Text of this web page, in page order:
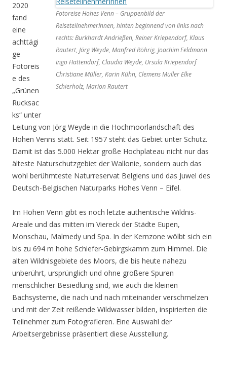
Fotoreise Hohes Venn – Gruppenbild der
ReiseteilnehmerInnen, hinten beginnend von links nach
rechts: Burkhardt Andrießen, Reiner Kriependorf, Klaus
Rautert, Jörg Weyde, Manfred Röhrig, Joachim Feldmann
Ingo Hattendorf, Claudia Weyde, Ursula Kriependorf
Christiane Müller, Karin Kühn, Clemens Müller Elke
Schierholz, Marion Rautert
2020
fand
eine
achttägi
ge
Fotoreis
e des
„Grünen
Rucksac
ks“ unter
Leitung von Jörg Weyde in die Hochmoorlandschaft des
Hohen Venns statt. Seit 1957 steht das Gebiet unter Schutz.
Damit ist das 5.000 Hektar große Hochplateau nicht nur das
älteste Naturschutzgebiet der Wallonie, sondern auch das
wohl berühmteste Naturreservat Belgiens und das Juwel des
Deutsch-Belgischen Naturparks Hohes Venn – Eifel.
Im Hohen Venn gibt es noch letzte authentische Wildnis-
Areale und das mitten im Viereck der Städte Eupen,
Monschau, Malmedy und Spa. In der Kernzone wölbt sich ein
bis zu 694 m hohe Schiefer-Gebirgskamm zum Himmel. Die
alten Wildnisgebiete des Moors, die bis heute nahezu
unberührt, ursprünglich und ohne größere Spuren
menschlicher Besiedlung sind, wie auch die kleinen
Bachsysteme, die nach und nach miteinander verschmelzen
und mit der Zeit reißende Wildwasser bilden, inspirierten die
Teilnehmer zum Fotografieren. Eine Auswahl der
Arbeitsergebnisse präsentiert diese Ausstellung.